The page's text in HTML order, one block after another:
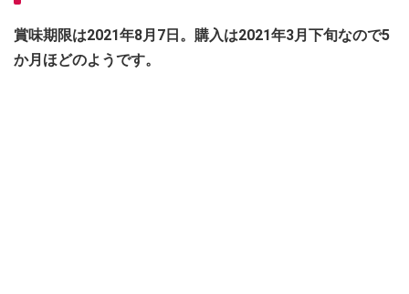
賞味期限は2021年8月7日。購入は2021年3月下旬なので5
か月ほどのようです。